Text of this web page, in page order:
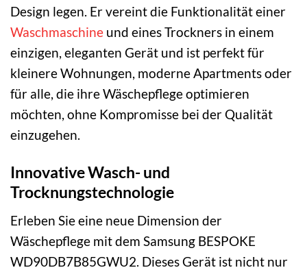
Design legen. Er vereint die Funktionalität einer
Waschmaschine und eines Trockners in einem
einzigen, eleganten Gerät und ist perfekt für
kleinere Wohnungen, moderne Apartments oder
für alle, die ihre Wäschepflege optimieren
möchten, ohne Kompromisse bei der Qualität
einzugehen.
Innovative Wasch- und
Trocknungstechnologie
Erleben Sie eine neue Dimension der
Wäschepflege mit dem Samsung BESPOKE
WD90DB7B85GWU2. Dieses Gerät ist nicht nur